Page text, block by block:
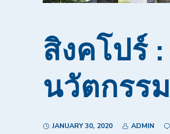
สิงคโปร์
นวัตกรร
JANUARY 30, 2020 ADMIN